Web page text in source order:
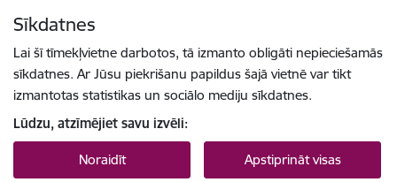
Sīkdatnes
Lai šī tīmekļvietne darbotos, tā izmanto obligāti nepieciešamās
sīkdatnes. Ar Jūsu piekrišanu papildus šajā vietnē var tikt
izmantotas statistikas un sociālo mediju sīkdatnes.
Lūdzu, atzīmējiet savu izvēli:
Noraidīt Apstiprināt visas